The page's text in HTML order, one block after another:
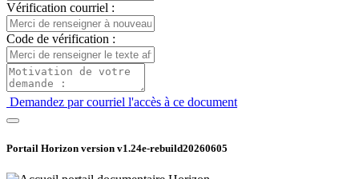
Vérification courriel :
Code de vérification :
Demandez par courriel l'accès à ce document
Portail Horizon version v1.24e-rebuild20260605